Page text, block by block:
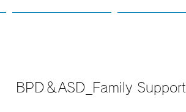
BPD＆ASD_Family Support